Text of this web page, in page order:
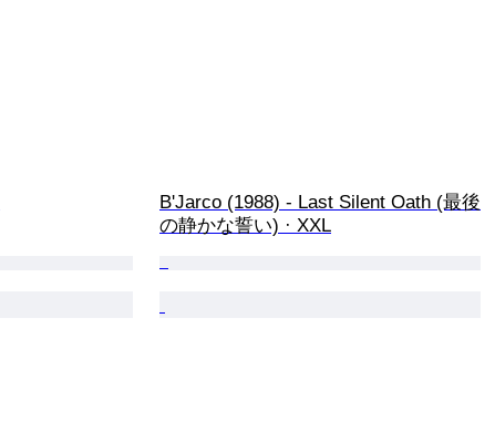
B'Jarco (1988) - Last Silent Oath (最後
の静かな誓い) · XXL